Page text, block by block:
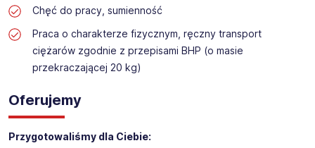
Chęć do pracy, sumienność
Praca o charakterze fizycznym, ręczny transport
ciężarów zgodnie z przepisami BHP (o masie
przekraczającej 20 kg)
Oferujemy
Przygotowaliśmy dla Ciebie: